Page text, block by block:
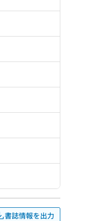
書誌情報を出力